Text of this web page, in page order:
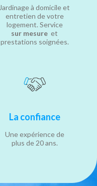
Jardinage à domicile et
entretien de votre
logement. Service
sur mesure et
prestations soignées.
La confiance
Une expérience de
plus de 20 ans.